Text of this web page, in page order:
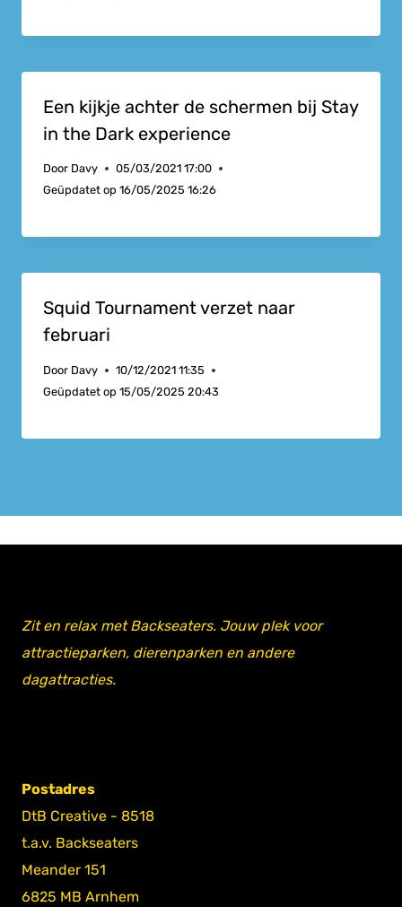
Een kijkje achter de schermen bij Stay
in the Dark experience
Door Davy
05/03/2021 17:00
Geüpdatet op 16/05/2025 16:26
Squid Tournament verzet naar
februari
Door Davy
10/12/2021 11:35
Geüpdatet op 15/05/2025 20:43
Zit en relax met Backseaters. Jouw plek voor
attractieparken, dierenparken en andere
dagattracties.
Postadres
DtB Creative - 8518
t.a.v. Backseaters
Meander 151
6825 MB Arnhem